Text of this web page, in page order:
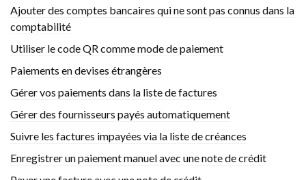
Ajouter des comptes bancaires qui ne sont pas connus dans la
comptabilité
Utiliser le code QR comme mode de paiement
Paiements en devises étrangères
Gérer vos paiements dans la liste de factures
Gérer des fournisseurs payés automatiquement
Suivre les factures impayées via la liste de créances
Enregistrer un paiement manuel avec une note de crédit